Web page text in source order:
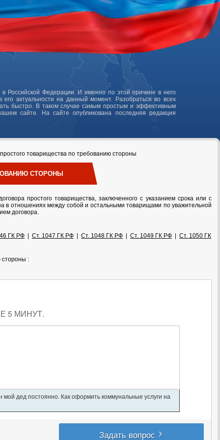
Российской Федерации. И именно по этой причине в него
актуальности на данный момент. Разобраться во всех
быстро. В таком случае самым простым и эффективным
сайте. На сайте опубликована последняя редакция
товарищества по требованию стороны
СТОРОНЫ
простого товарищества, заключенного с указанием срока или с
в отношениях между собой и остальными товарищами по уважительной
договора.
ГК РФ Ст. 1047 ГК РФ Ст. 1048 ГК РФ Ст. 1049 ГК РФ
Ст. 1050 ГК
стороны :
5 МИНУТ.
дед постоянно. Как оформить коммунальные услуги на
Задать вопрос